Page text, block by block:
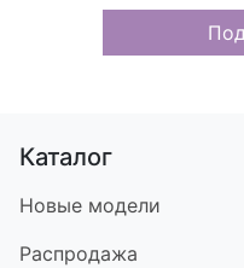
Каталог
Новые модели
Распродажа